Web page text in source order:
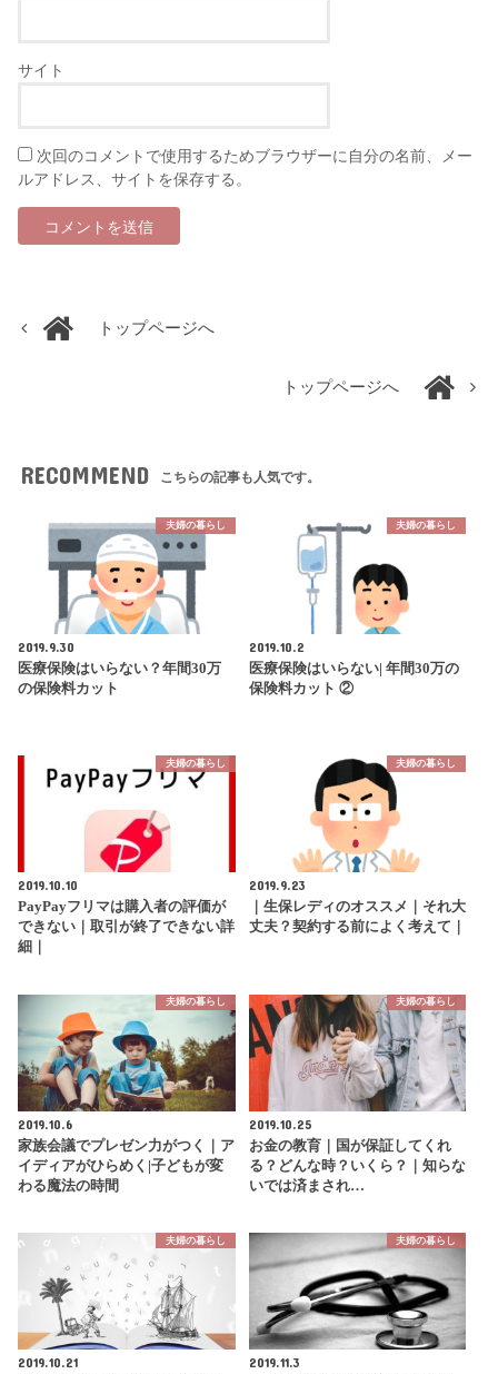
サイト
次回のコメントで使用するためブラウザーに自分の名前、メー
ルアドレス、サイトを保存する。
トップページへ
トップページへ
RECOMMEND こちらの記事も人気です。
夫婦の暮らし
2019.9.30
医療保険はいらない？年間30万
の保険料カット
夫婦の暮らし
2019.10.2
医療保険はいらない| 年間30万の
保険料カット ②
夫婦の暮らし
2019.10.10
PayPayフリマは購入者の評価が
できない｜取引が終了できない詳
細｜
夫婦の暮らし
2019.9.23
｜生保レディのオススメ｜それ大
丈夫？契約する前によく考えて｜
夫婦の暮らし
2019.10.6
家族会議でプレゼン力がつく｜ア
イディアがひらめく|子どもが変
わる魔法の時間
夫婦の暮らし
2019.10.25
お金の教育｜国が保証してくれ
る？どんな時？いくら？｜知らな
いでは済まされ…
夫婦の暮らし
2019.10.21
夫婦の暮らし
2019.11.3